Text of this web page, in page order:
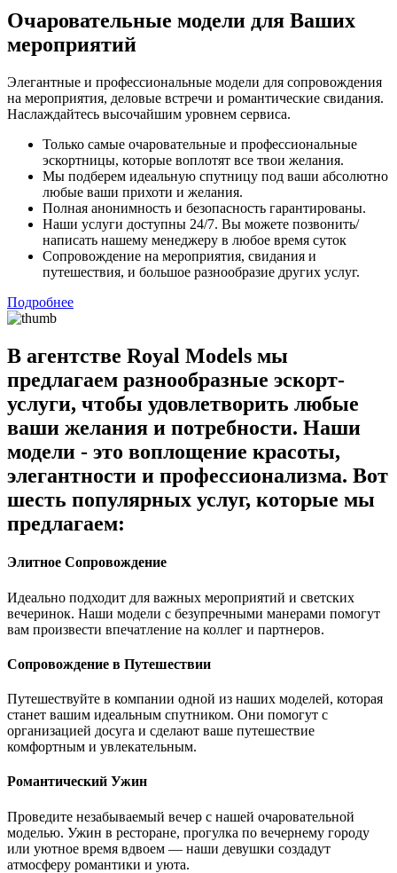
Очаровательные модели для Ваших
мероприятий
Элегантные и профессиональные модели для сопровождения
на мероприятия, деловые встречи и романтические свидания.
Наслаждайтесь высочайшим уровнем сервиса.
Только самые очаровательные и профессиональные
эскортницы, которые воплотят все твои желания.
Мы подберем идеальную спутницу под ваши абсолютно
любые ваши прихоти и желания.
Полная анонимность и безопасность гарантированы.
Наши услуги доступны 24/7. Вы можете позвонить/
написать нашему менеджеру в любое время суток
Сопровождение на мероприятия, свидания и
путешествия, и большое разнообразие других услуг.
Подробнее
В агентстве Royal Models мы
предлагаем разнообразные эскорт-
услуги, чтобы удовлетворить любые
ваши желания и потребности. Наши
модели - это воплощение красоты,
элегантности и профессионализма. Вот
шесть популярных услуг, которые мы
предлагаем:
Элитное Сопровождение
Идеально подходит для важных мероприятий и светских
вечеринок. Наши модели с безупречными манерами помогут
вам произвести впечатление на коллег и партнеров.
Сопровождение в Путешествии
Путешествуйте в компании одной из наших моделей, которая
станет вашим идеальным спутником. Они помогут с
организацией досуга и сделают ваше путешествие
комфортным и увлекательным.
Романтический Ужин
Проведите незабываемый вечер с нашей очаровательной
моделью. Ужин в ресторане, прогулка по вечернему городу
или уютное время вдвоем — наши девушки создадут
атмосферу романтики и уюта.